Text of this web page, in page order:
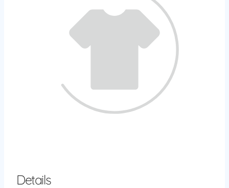
Details